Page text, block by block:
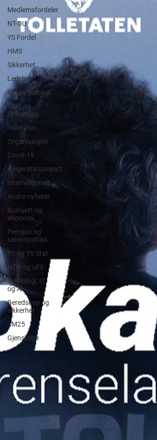
Medlemsfordeler
NT-OU
YS Fordel
HMS
Sikkerhet
Ledelse
Norsk Tollblad
Kurs og
Utdanning
Tolletaten
Organisasjon
Covid-19
#jegerstatsansatt
Internasjonalt
Andre nyheter
Budsjett og
økonomi
Pensjon og
seniorpolitikk
YS og YS Stat
NTO og UFE
Teknologi, IT
og AI
Beredskap og
sikkerhet
LM25
Gjensidige